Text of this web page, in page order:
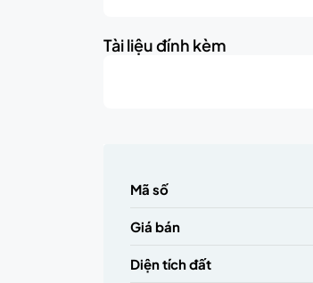
Tài liệu đính kèm
Mã số
Giá bán
Diện tích đất